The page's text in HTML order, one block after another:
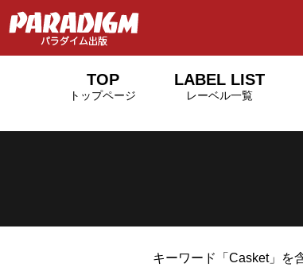
TOP
トップページ
LABEL LIST
レーベル一覧
キーワード「Casket」を